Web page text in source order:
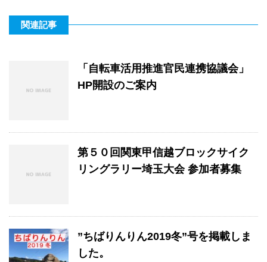
関連記事
「自転車活用推進官民連携協議会」
HP開設のご案内
第５０回関東甲信越ブロックサイク
リングラリー埼玉大会 参加者募集
”ちばりんりん2019冬”号を掲載しま
した。